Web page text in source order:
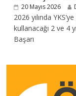
20 Mayıs 2026
2026 yılında
kullanacağı 2 ve 4
Başarı